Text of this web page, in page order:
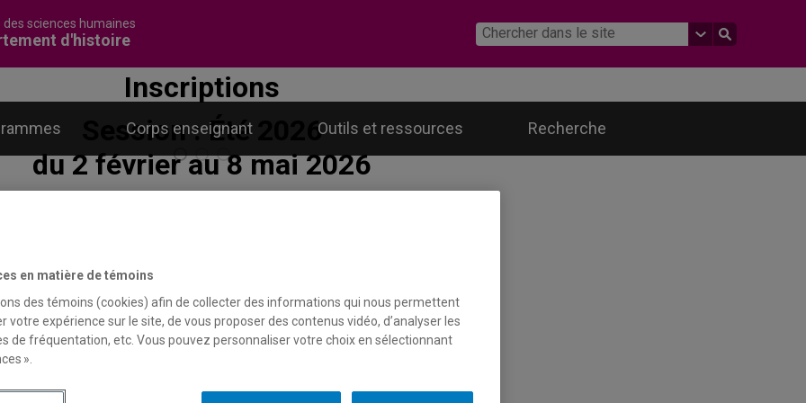
des sciences humaines
d'histoire
Direction de programme
Corps enseignant Outils et ressources Recherche
Inscriptions
Session : Été 2026
du 2 février au 8 mai 2026
9 février au 21 septembre 2026
recherches innovantes, des travaux
des réflexions engagées
trentaine de professeures et
à la réputation internationale
de programme
des études avancées
Deruelle
en matière de témoins
des témoins (cookies) afin de collecter des informations qui nous permettent
votre expérience sur le site, de vous proposer des contenus vidéo, d’analyser les
de fréquentation, etc. Vous pouvez personnaliser votre choix en sélectionnant
».